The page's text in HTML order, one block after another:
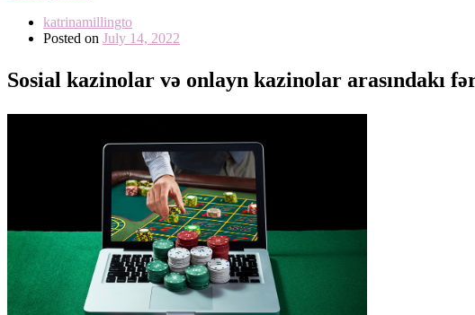
katrinamillingto
Posted on July 14, 2022
Sosial kazinolar və onlayn kazinolar arasındakı